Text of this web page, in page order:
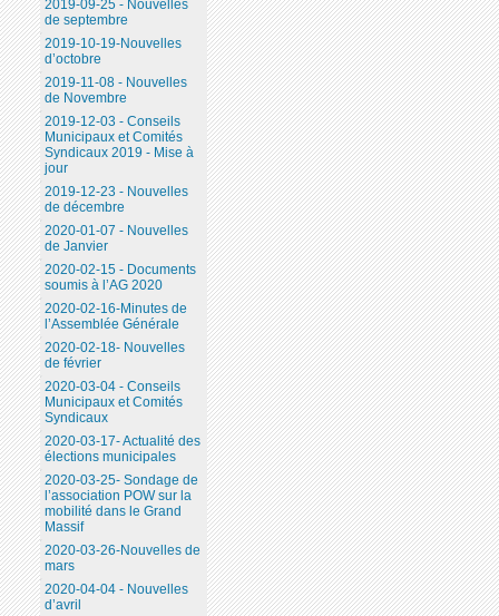
2019-09-25 - Nouvelles
de septembre
2019-10-19-Nouvelles
d’octobre
2019-11-08 - Nouvelles
de Novembre
2019-12-03 - Conseils
Municipaux et Comités
Syndicaux 2019 - Mise à
jour
2019-12-23 - Nouvelles
de décembre
2020-01-07 - Nouvelles
de Janvier
2020-02-15 - Documents
soumis à l’AG 2020
2020-02-16-Minutes de
l’Assemblée Générale
2020-02-18- Nouvelles
de février
2020-03-04 - Conseils
Municipaux et Comités
Syndicaux
2020-03-17- Actualité des
élections municipales
2020-03-25- Sondage de
l’association POW sur la
mobilité dans le Grand
Massif
2020-03-26-Nouvelles de
mars
2020-04-04 - Nouvelles
d’avril